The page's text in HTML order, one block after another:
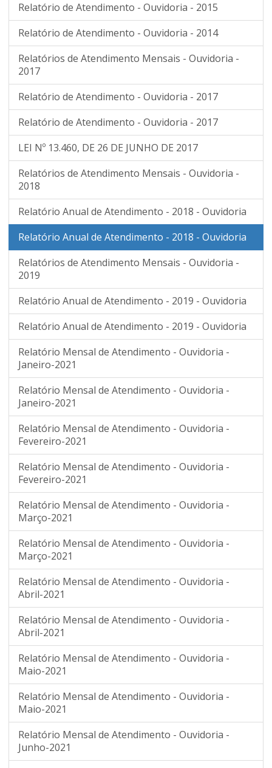
Relatório de Atendimento - Ouvidoria - 2015
Relatório de Atendimento - Ouvidoria - 2014
Relatórios de Atendimento Mensais - Ouvidoria -
2017
Relatório de Atendimento - Ouvidoria - 2017
Relatório de Atendimento - Ouvidoria - 2017
LEI Nº 13.460, DE 26 DE JUNHO DE 2017
Relatórios de Atendimento Mensais - Ouvidoria -
2018
Relatório Anual de Atendimento - 2018 - Ouvidoria
Relatório Anual de Atendimento - 2018 - Ouvidoria
Relatórios de Atendimento Mensais - Ouvidoria -
2019
Relatório Anual de Atendimento - 2019 - Ouvidoria
Relatório Anual de Atendimento - 2019 - Ouvidoria
Relatório Mensal de Atendimento - Ouvidoria -
Janeiro-2021
Relatório Mensal de Atendimento - Ouvidoria -
Janeiro-2021
Relatório Mensal de Atendimento - Ouvidoria -
Fevereiro-2021
Relatório Mensal de Atendimento - Ouvidoria -
Fevereiro-2021
Relatório Mensal de Atendimento - Ouvidoria -
Março-2021
Relatório Mensal de Atendimento - Ouvidoria -
Março-2021
Relatório Mensal de Atendimento - Ouvidoria -
Abril-2021
Relatório Mensal de Atendimento - Ouvidoria -
Abril-2021
Relatório Mensal de Atendimento - Ouvidoria -
Maio-2021
Relatório Mensal de Atendimento - Ouvidoria -
Maio-2021
Relatório Mensal de Atendimento - Ouvidoria -
Junho-2021